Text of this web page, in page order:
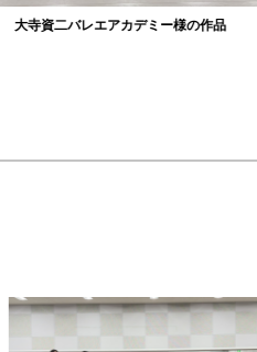
二バレエアカデミー様の作品